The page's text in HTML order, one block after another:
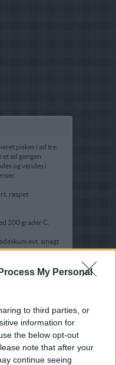
My Personal
to third parties, or
information for
the below opt-out
note that after your
continue seeing
piskes i ad tre
ad gangen.
og vendes i
raspet
200 grader C.
evt. smagt